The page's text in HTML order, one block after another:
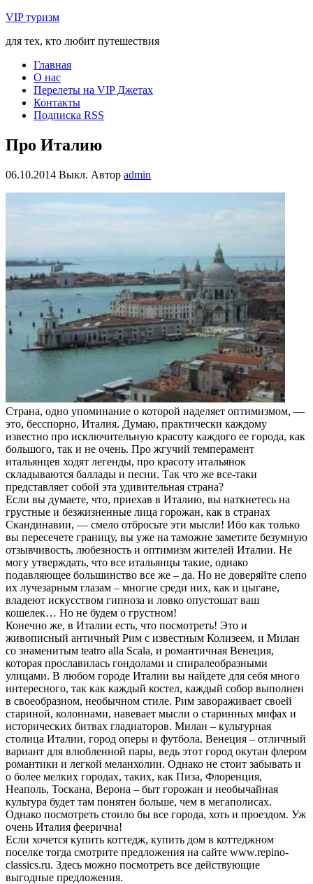
VIP туризм
для тех, кто любит путешествия
Главная
О нас
Перелеты на VIP Джетах
Контакты
Подписка RSS
Про Италию
06.10.2014 Выкл. Автор admin
Страна, одно упоминание о которой наделяет оптимизмом, —
это, бесспорно, Италия. Думаю, практически каждому
известно про исключительную красоту каждого ее города, как
большого, так и не очень. Про жгучий темперамент
итальянцев ходят легенды, про красоту итальянок
складываются баллады и песни. Так что же все-таки
представляет собой эта удивительная страна?
Если вы думаете, что, приехав в Италию, вы наткнетесь на
грустные и безжизненные лица горожан, как в странах
Скандинавии, — смело отбросьте эти мысли! Ибо как только
вы пересечете границу, вы уже на таможне заметите безумную
отзывчивость, любезность и оптимизм жителей Италии. Не
могу утверждать, что все итальянцы такие, однако
подавляющее большинство все же – да. Но не доверяйте слепо
их лучезарным глазам – многие среди них, как и цыгане,
владеют искусством гипноза и ловко опустошат ваш
кошелек… Но не будем о грустном!
Конечно же, в Италии есть, что посмотреть! Это и
живописный античный Рим с известным Колизеем, и Милан
со знаменитым teatro alla Scala, и романтичная Венеция,
которая прославилась гондолами и спиралеобразными
улицами. В любом городе Италии вы найдете для себя много
интересного, так как каждый костел, каждый собор выполнен
в своеобразном, необычном стиле. Рим завораживает своей
стариной, колоннами, навевает мысли о старинных мифах и
исторических битвах гладиаторов. Милан – культурная
столица Италии, город оперы и футбола. Венеция – отличный
вариант для влюбленной пары, ведь этот город окутан флером
романтики и легкой меланхолии. Однако не стоит забывать и
о более мелких городах, таких, как Пиза, Флоренция,
Неаполь, Тоскана, Верона – быт горожан и необычайная
культура будет там понятен больше, чем в мегаполисах.
Однако посмотреть стоило бы все города, хоть и проездом. Уж
очень Италия феерична!
Если хочется купить коттедж, купить дом в коттеджном
поселке тогда смотрите предложения на сайте www.repino-
classics.ru. Здесь можно посмотреть все действующие
выгодные предложения.